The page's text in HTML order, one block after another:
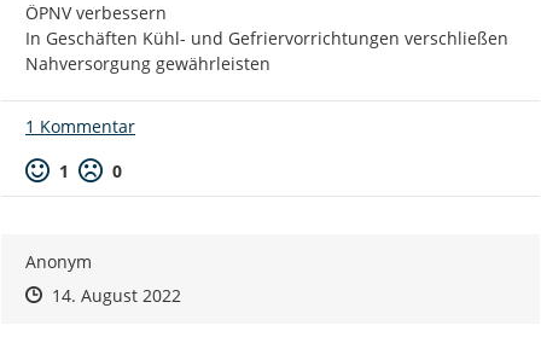
ÖPNV verbessern
In Geschäften Kühl- und Gefriervorrichtungen verschließen
Nahversorgung gewährleisten
1 Kommentar
Positive Bewertung
1 Negative Bewertung
0
Anonym
Zeitpunkt des Erstellens
Zeitpunkt des Erstellens
14. August 2022Zur Äußerung